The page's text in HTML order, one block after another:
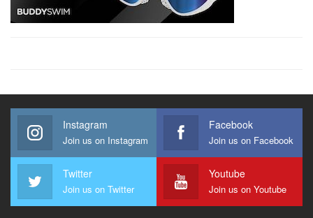
Instagram
Join us on Instagram
Facebook
Join us on Facebook
Twitter
Join us on Twitter
Youtube
Join us on Youtube